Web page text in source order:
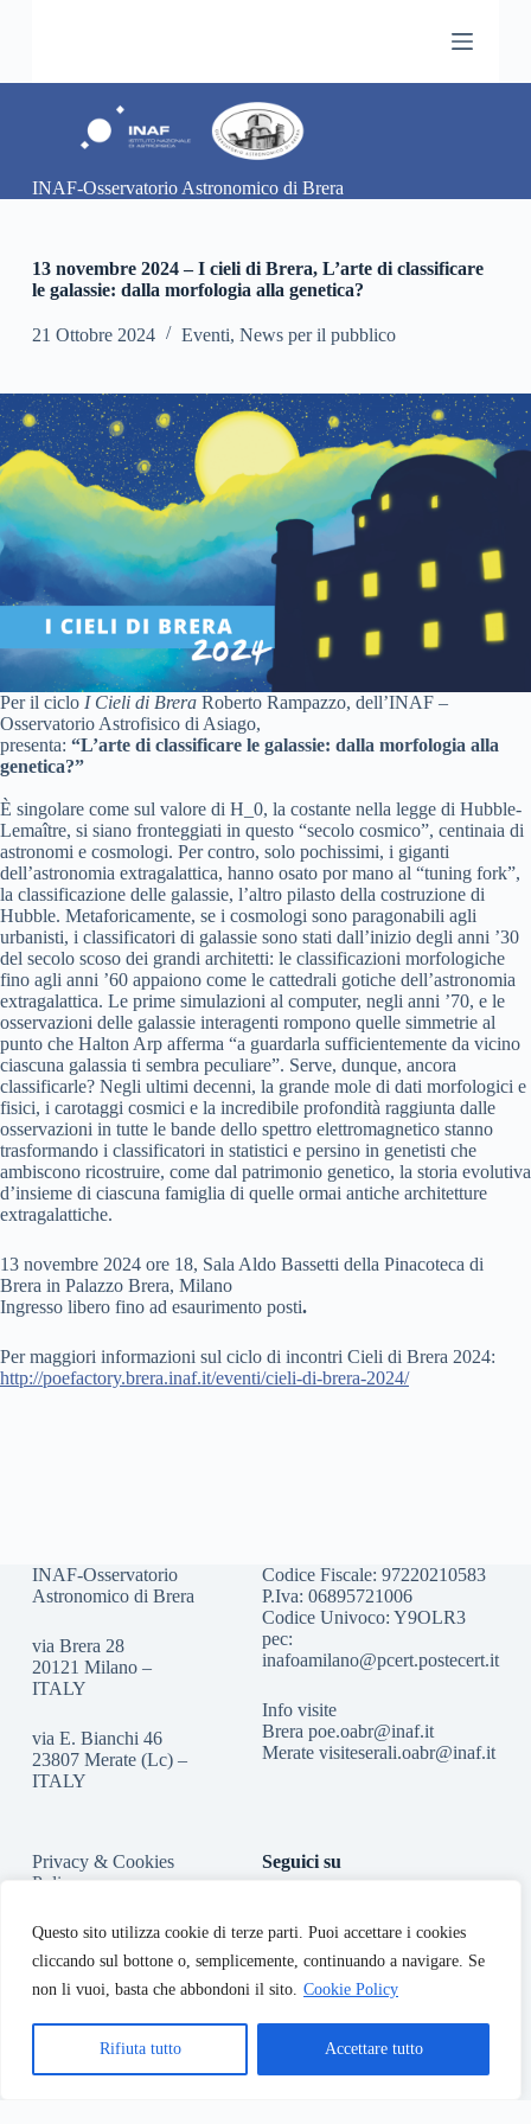
Questo sito utilizza cookie di terze parti. Puoi accettare i cookies
cliccando sul bottone o, semplicemente, continuando a navigare. Se
non li vuoi, basta che abbondoni il sito. Cookie Policy
Rifiuta tutto Accettare tutto
t
o
u
o
INAF-Osservatorio Astronomico di Brera
13 novembre 2024 – I cieli di Brera, L’arte di classificare
le galassie: dalla morfologia alla genetica?
21 Ottobre 2024 Eventi, News per il pubblico
Per il ciclo I Cieli di Brera Roberto Rampazzo, dell’INAF –
Osservatorio Astrofisico di Asiago,
presenta: “L’arte di classificare le galassie: dalla morfologia alla
genetica?”
È singolare come sul valore di H_0, la costante nella legge di Hubble-
Lemaître, si siano fronteggiati in questo “secolo cosmico”, centinaia di
astronomi e cosmologi. Per contro, solo pochissimi, i giganti
dell’astronomia extragalattica, hanno osato por mano al “tuning fork”,
la classificazione delle galassie, l’altro pilasto della costruzione di
Hubble. Metaforicamente, se i cosmologi sono paragonabili agli
urbanisti, i classificatori di galassie sono stati dall’inizio degli anni ’30
del secolo scoso dei grandi architetti: le classificazioni morfologiche
fino agli anni ’60 appaiono come le cattedrali gotiche dell’astronomia
extragalattica. Le prime simulazioni al computer, negli anni ’70, e le
osservazioni delle galassie interagenti rompono quelle simmetrie al
punto che Halton Arp afferma “a guardarla sufficientemente da vicino
ciascuna galassia ti sembra peculiare”. Serve, dunque, ancora
classificarle? Negli ultimi decenni, la grande mole di dati morfologici e
fisici, i carotaggi cosmici e la incredibile profondità raggiunta dalle
osservazioni in tutte le bande dello spettro elettromagnetico stanno
trasformando i classificatori in statistici e persino in genetisti che
ambiscono ricostruire, come dal patrimonio genetico, la storia evolutiva
d’insieme di ciascuna famiglia di quelle ormai antiche architetture
extragalattiche.
13 novembre 2024 ore 18, Sala Aldo Bassetti della Pinacoteca di
Brera in Palazzo Brera, Milano
Ingresso libero fino ad esaurimento posti.
Per maggiori informazioni sul ciclo di incontri Cieli di Brera 2024:
http://poefactory.brera.inaf.it/eventi/cieli-di-brera-2024/
INAF-Osservatorio
Astronomico di Brera
via Brera 28
20121 Milano –
ITALY
via E. Bianchi 46
23807 Merate (Lc) –
ITALY
Codice Fiscale: 97220210583
P.Iva: 06895721006
Codice Univoco: Y9OLR3
pec:
inafoamilano@pcert.postecert.it
Info visite
Brerapoe.oabr@inaf.it
Meratevisiteserali.oabr@inaf.it
Privacy & Cookies
Policy
Accessibilità
Seguici su